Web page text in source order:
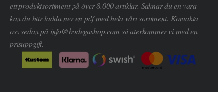
ett produktsortiment på över 8.000 artiklar. Saknar du en vara
kan du här ladda ner en pdf med hela vårt sortiment. Kontakta
oss sedan på info@bodegashop.com så återkommer vi med en
prisuppgift.